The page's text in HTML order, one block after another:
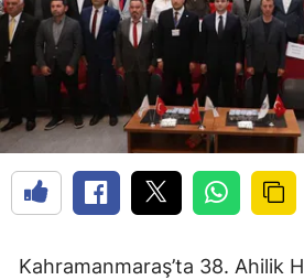
Kahramanmaraş’ta 38. Ahilik